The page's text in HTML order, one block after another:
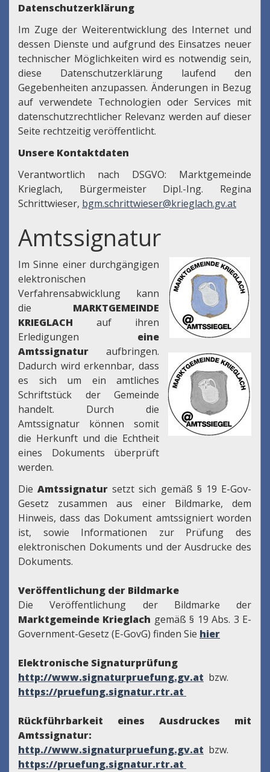
Datenschutzerklärung
Im Zuge der Weiterentwicklung des Internet und
dessen Dienste und aufgrund des Einsatzes neuer
technischer Möglichkeiten wird es notwendig sein,
diese Datenschutzerklärung laufend den
Gegebenheiten anzupassen. Änderungen in Bezug
auf verwendete Technologien oder Services mit
datenschutzrechtlicher Relevanz werden auf dieser
Seite rechtzeitig veröffentlicht.
Unsere Kontaktdaten
Verantwortlich nach DSGVO: Marktgemeinde
Krieglach, Bürgermeister Dipl.-Ing. Regina
Schrittwieser, bgm.schrittwieser@krieglach.gv.at
Amtssignatur
Im Sinne einer durchgängigen
elektronischen
Verfahrensabwicklung kann
die MARKTGEMEINDE
KRIEGLACH auf ihren
Erledigungen eine
Amtssignatur aufbringen.
Dadurch wird erkennbar, dass
es sich um ein amtliches
Schriftstück der Gemeinde
handelt. Durch die
Amtssignatur können somit
die Herkunft und die Echtheit
eines Dokuments überprüft
werden.
DieAmtssignatursetzt sich gemäß § 19 E-Gov-
Gesetz zusammen aus einer Bildmarke, dem
Hinweis, dass das Dokument amtssigniert worden
ist, sowie Informationen zur Prüfung des
elektronischen Dokuments und der Ausdrucke des
Dokuments.
Veröffentlichung der Bildmarke
Die Veröffentlichung der Bildmarke der
Marktgemeinde Krieglach gemäß § 19 Abs. 3 E-
Government-Gesetz (E-GovG) finden Sie hier
Elektronische Signaturprüfung
http://www.signaturpruefung.gv.at bzw.
https://pruefung.signatur.rtr.at
Rückführbarkeit eines Ausdruckes mit
Amtssignatur:
http.//www.signaturpruefung.gv.at bzw.
https://pruefung.signatur.rtr.at